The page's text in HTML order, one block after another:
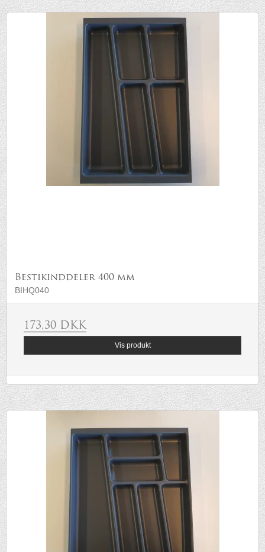
Bestikinddeler 400 mm
BIHQ040
173,30 DKK
Vis produkt